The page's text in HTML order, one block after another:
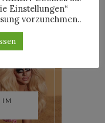
Einstellungen“
vorzunehmen..